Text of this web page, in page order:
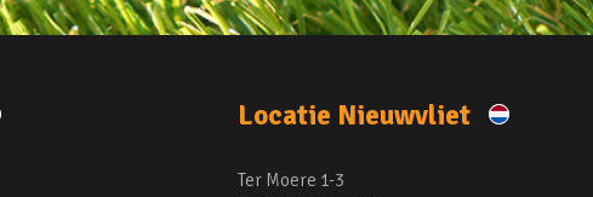
Locatie Nieuwvliet
Ter Moere 1-3